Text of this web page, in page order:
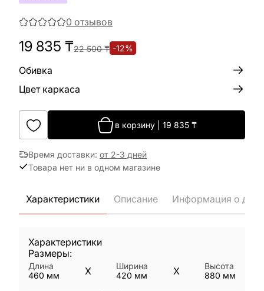
0 отзывов
19 835 ₸22 500₸ -12%
Обивка
Цвет каркаса
в корзину 19 835 ₸
Время доставки: от 2-3 дней
Товара нет ни в одном магазине
Характеристики Описание Информация о
Характеристики
Размеры:
Длина
460 мм X
Ширина
420 мм X
Высота
880 мм